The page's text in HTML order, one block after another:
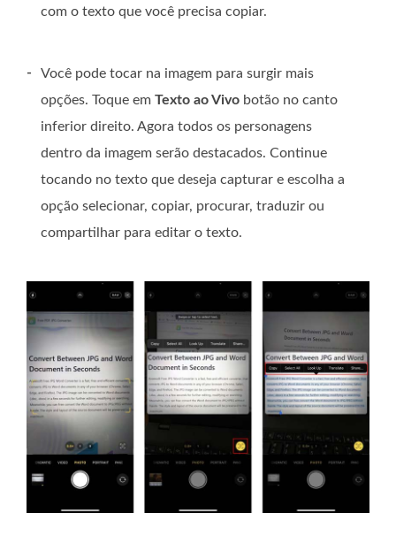
com o texto que você precisa copiar.
-
Você pode tocar na imagem para surgir mais
opções. Toque em Texto ao Vivo botão no canto
inferior direito. Agora todos os personagens
dentro da imagem serão destacados. Continue
tocando no texto que deseja capturar e escolha a
opção selecionar, copiar, procurar, traduzir ou
compartilhar para editar o texto.